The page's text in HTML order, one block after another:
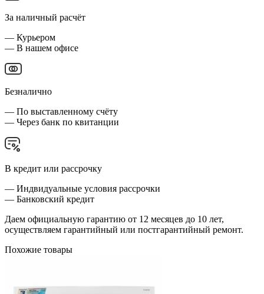
За наличный расчёт
— Курьером
— В нашем офисе
Безналично
— По выставленному счёту
— Через банк по квитанции
В кредит или рассрочку
— Индвидуальные условия рассрочки
— Банковский кредит
Даем официальную гарантию от 12 месяцев до 10 лет,
осуществляем гарантийный или постгарантийный ремонт.
Похожие товары